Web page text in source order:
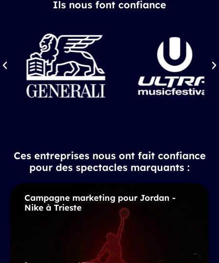
Ils nous font confiance
Ces entreprises nous ont fait confiance
pour des spectacles marquants :
Campagne marketing pour Jordan -
Nike à Trieste